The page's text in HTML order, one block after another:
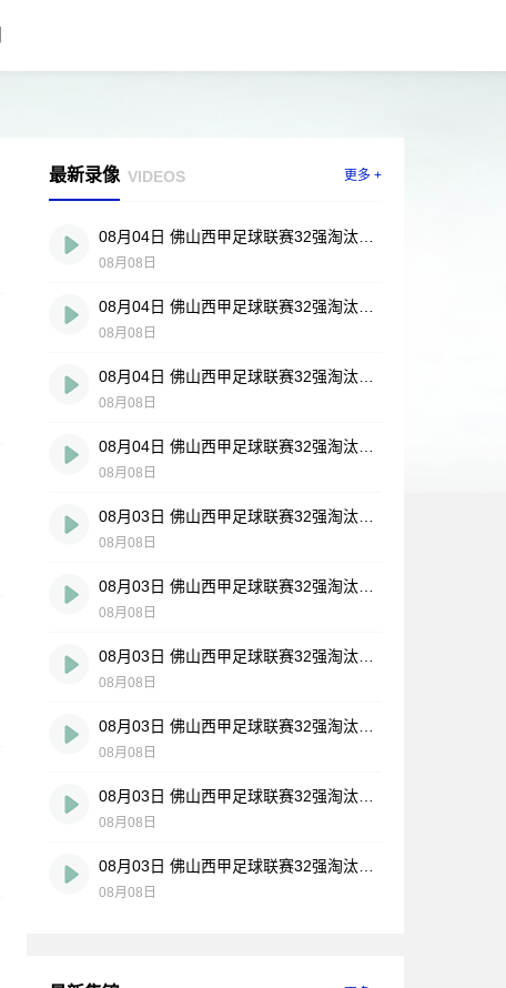
最新录像 VIDEOS 更多 +
08月08日
08月08日
08月08日
08月08日
08月08日
08月08日
08月08日
08月08日
08月08日
08月08日